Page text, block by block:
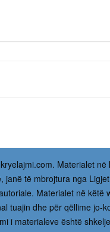
Materialet në
janë të mbrojtura nga
Materialet në këtë
tuajin dhe për qëllime jo-
i materialeve është